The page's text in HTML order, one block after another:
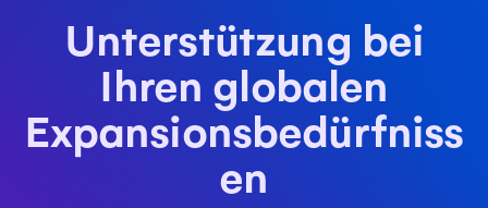
Unterstützung bei
Ihren globalen
Expansionsbedürfniss
en